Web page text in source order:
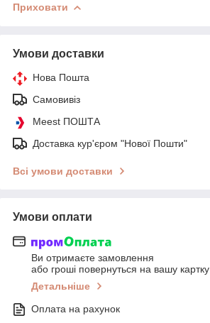
Приховати
Умови доставки
Нова Пошта
Самовивіз
Meest ПОШТА
Доставка кур'єром "Нової Пошти"
Всі умови доставки
Умови оплати
Ви отримаєте замовлення
або гроші повернуться на вашу картку
Детальніше
Оплата на рахунок